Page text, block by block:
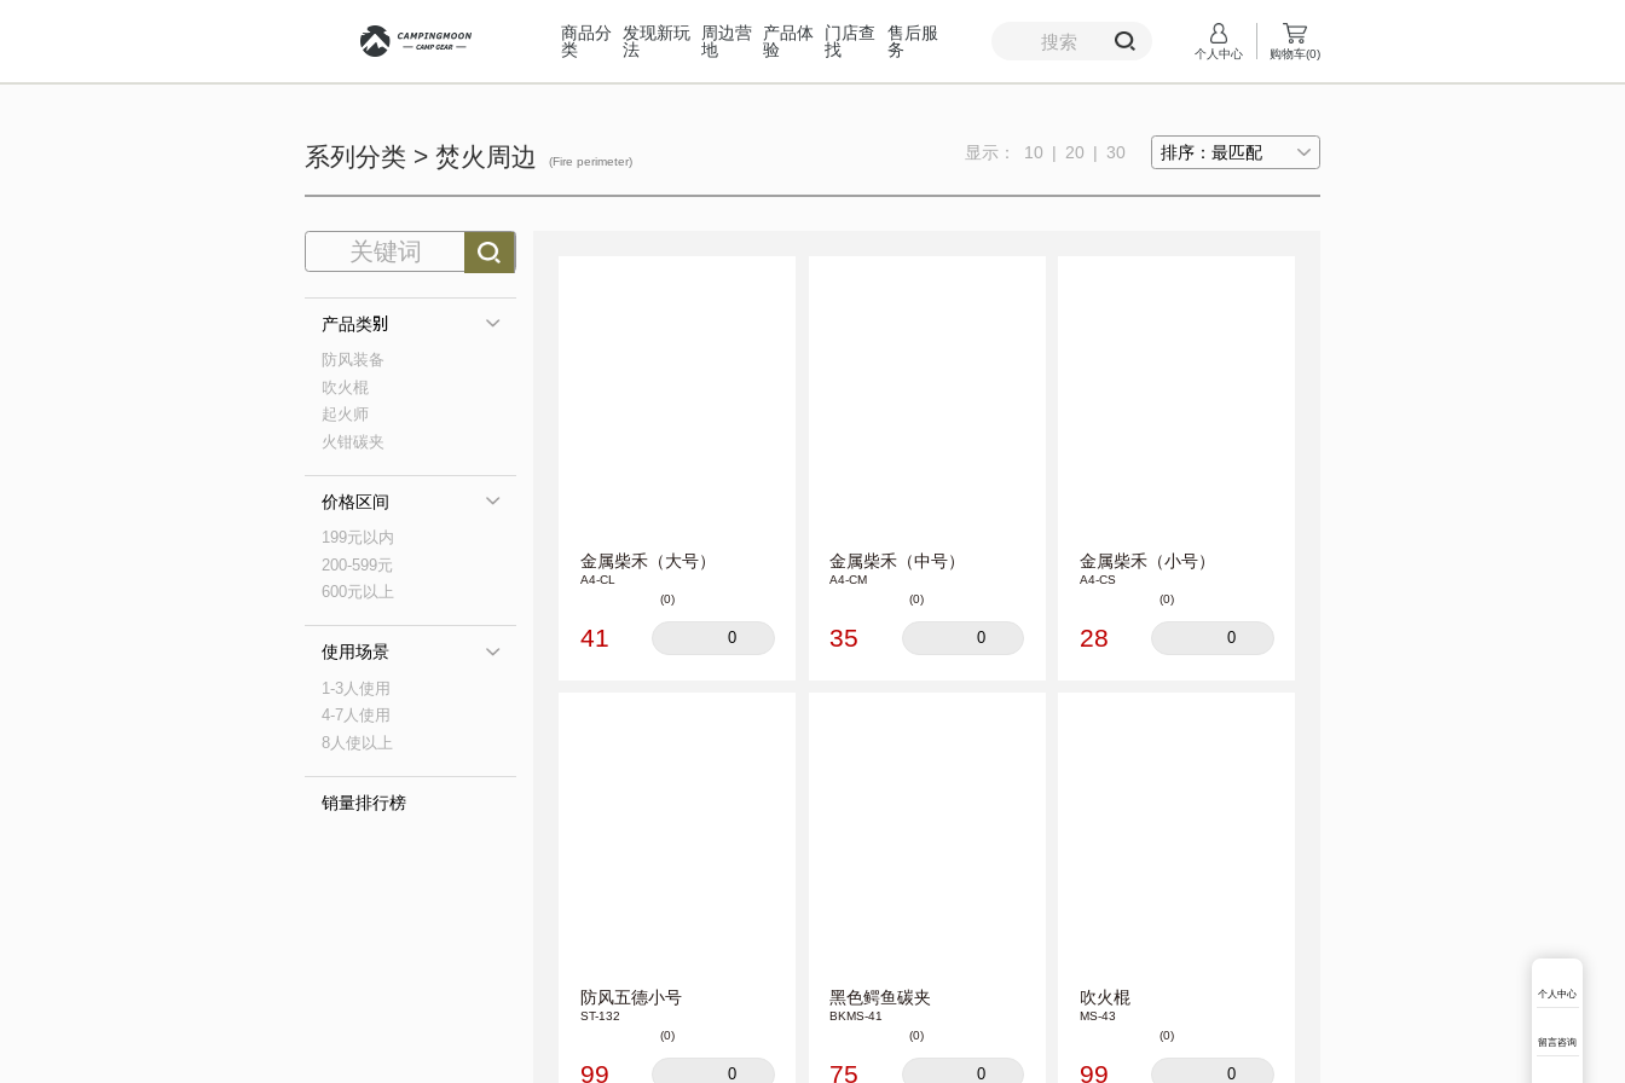
商品分
类
发现新玩
法
周边营
地
产品体
验
门店查
找
售后服
务
个人中心 购物车(0)
系列分类 > 焚火周边 (Fire perimeter) 显示： 10 20 30 排序：最匹配
产品类别
防风装备
吹火棍
起火师
火钳碳夹
价格区间
199元以内
200-599元
600元以上
使用场景
1-3人使用
4-7人使用
8人使以上
销量排行榜
金属柴禾（大号）
A4-CL
(0)
41 0
金属柴禾（中号）
A4-CM
(0)
35 0
金属柴禾（小号）
A4-CS
(0)
28 0
防风五德小号
ST-132
(0)
99 0
黑色鳄鱼碳夹
BKMS-41
(0)
75 0
吹火棍
MS-43
(0)
99 0
个人中心
留言咨询